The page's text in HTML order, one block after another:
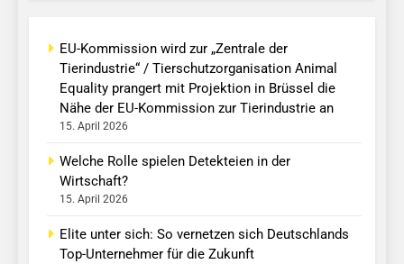
EU-Kommission wird zur „Zentrale der
Tierindustrie“ / Tierschutzorganisation Animal
Equality prangert mit Projektion in Brüssel die
Nähe der EU-Kommission zur Tierindustrie an
15. April 2026
Welche Rolle spielen Detekteien in der
Wirtschaft?
15. April 2026
Elite unter sich: So vernetzen sich Deutschlands
Top-Unternehmer für die Zukunft